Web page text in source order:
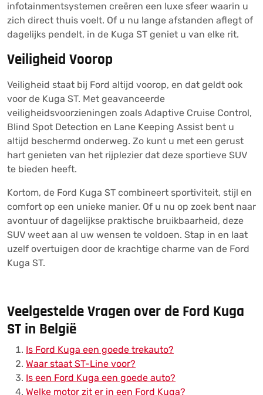
infotainmentsystemen creëren een luxe sfeer waarin u
zich direct thuis voelt. Of u nu lange afstanden aflegt of
dagelijks pendelt, in de Kuga ST geniet u van elke rit.
Veiligheid Voorop
Veiligheid staat bij Ford altijd voorop, en dat geldt ook
voor de Kuga ST. Met geavanceerde
veiligheidsvoorzieningen zoals Adaptive Cruise Control,
Blind Spot Detection en Lane Keeping Assist bent u
altijd beschermd onderweg. Zo kunt u met een gerust
hart genieten van het rijplezier dat deze sportieve SUV
te bieden heeft.
Kortom, de Ford Kuga ST combineert sportiviteit, stijl en
comfort op een unieke manier. Of u nu op zoek bent naar
avontuur of dagelijkse praktische bruikbaarheid, deze
SUV weet aan al uw wensen te voldoen. Stap in en laat
uzelf overtuigen door de krachtige charme van de Ford
Kuga ST.
Veelgestelde Vragen over de Ford Kuga
ST in België
Is Ford Kuga een goede trekauto?
Waar staat ST-Line voor?
Is een Ford Kuga een goede auto?
Welke motor zit er in een Ford Kuga?